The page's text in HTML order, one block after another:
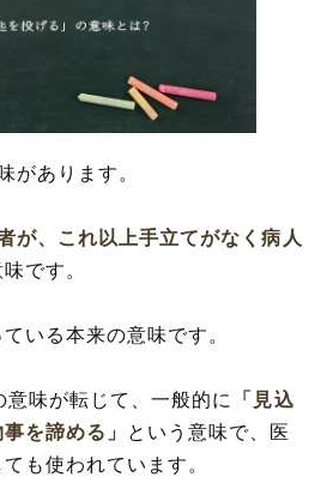
」の対義語や似た反対語
があります。
者が、これ以上手立てがなく病人
です。
いる本来の意味です。
味が転じて、一般的に
「見込
を諦める」
という意味で、医
も使われています。